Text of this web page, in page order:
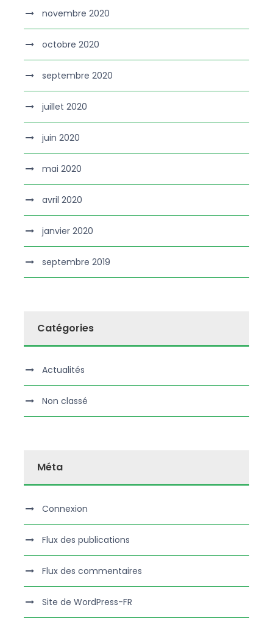
novembre 2020
octobre 2020
septembre 2020
juillet 2020
juin 2020
mai 2020
avril 2020
janvier 2020
septembre 2019
Catégories
Actualités
Non classé
Méta
Connexion
Flux des publications
Flux des commentaires
Site de WordPress-FR